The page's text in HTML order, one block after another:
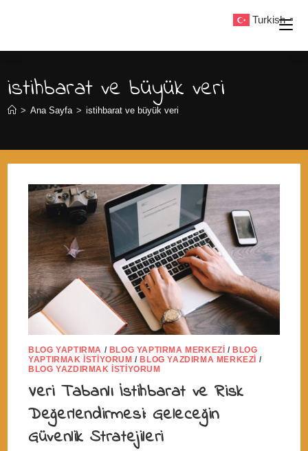
istihbarat ve büyük veri
> Ana Sayfa > istihbarat ve büyük veri
BLOG YAPTIRMA / BLOG YAPTIRMA MERKEZI / BLOG
YAPTIRMAK İSTIYORUM / BLOG YAZDIRMA MERKEZI /
BLOG YAZDIRMAK İSTIYORUM
Veri Tabanlı İstihbarat ve Risk
Değerlendirmesi: Geleceğin
Güvenlik Stratejileri
Turkish ▼